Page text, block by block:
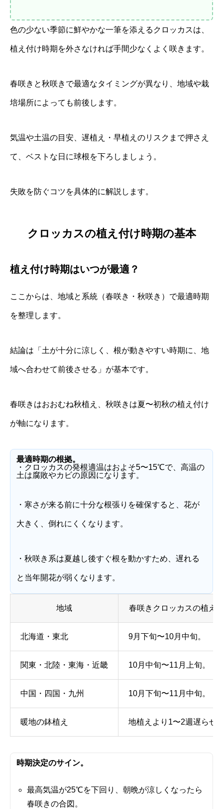
色の少ない季節に鮮やかな一筆を添えるクロッカスは、
植え付け時期を外さなければ手間少なくよく咲きます。
春咲きと秋咲きで最適なタイミングが異なり、地域や栽
培場所によっても前後します。
気温や土温の目安、遅植え・早植えのリスクまで押さえ
て、ベストな日に球根を下ろしましょう。
失敗を防ぐコツを具体的に解説します。
クロッカスの植え付け時期の基本
植え付け時期はいつが最適？
ここからは、地域と系統（春咲き・秋咲き）で最適時期
を整理します。
結論は「土が十分に涼しく、根が動きやすい時期に、地
域へ合わせて前後させる」が基本です。
春咲きはおおむね秋植え、秋咲きは夏〜初秋の植え付け
が軸になります。
最適時期の根拠。
・クロッカスの発根適温はおよそ5〜15℃で、高温の
土は腐敗やカビの原因になります。
・寒さが来る前に十分な根張りを確保すると、花が
大きく、倒れにくくなります。
・秋咲き系は夏越し後すぐ根を動かすため、遅れる
と当年開花が弱くなります。
地域 春咲きクロッカスの植え
北海道・東北 9月下旬〜10月中旬。
関東・北陸・東海・近畿 10月中旬〜11月上旬。
中国・四国・九州 10月下旬〜11月中旬。
暖地の鉢植え 地植えより1〜2週遅らせ
時期決定のサイン。
最高気温が25℃を下回り、朝晩が涼しくなったら
春咲きの合図。